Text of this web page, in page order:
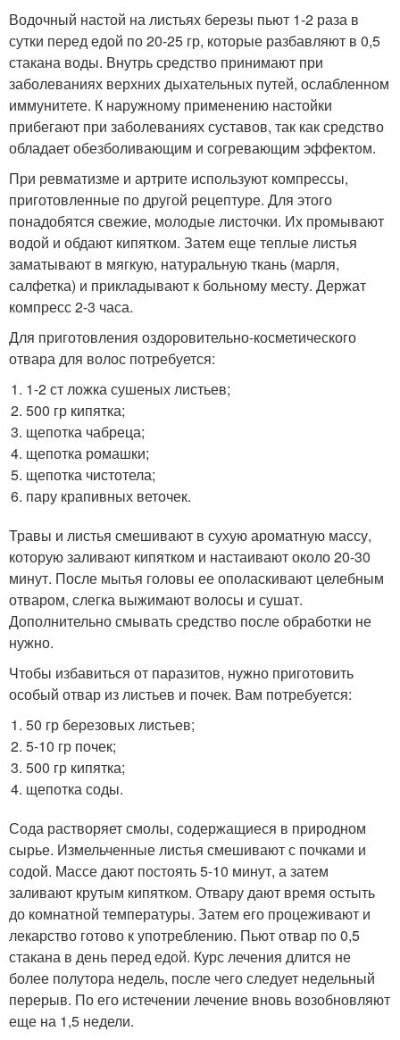
Водочный настой на листьях березы пьют 1-2 раза в
сутки перед едой по 20-25 гр, которые разбавляют в 0,5
стакана воды. Внутрь средство принимают при
заболеваниях верхних дыхательных путей, ослабленном
иммунитете. К наружному применению настойки
прибегают при заболеваниях суставов, так как средство
обладает обезболивающим и согревающим эффектом.
При ревматизме и артрите используют компрессы,
приготовленные по другой рецептуре. Для этого
понадобятся свежие, молодые листочки. Их промывают
водой и обдают кипятком. Затем еще теплые листья
заматывают в мягкую, натуральную ткань (марля,
салфетка) и прикладывают к больному месту. Держат
компресс 2-3 часа.
Для приготовления оздоровительно-косметического
отвара для волос потребуется:
1-2 ст ложка сушеных листьев;
500 гр кипятка;
щепотка чабреца;
щепотка ромашки;
щепотка чистотела;
пару крапивных веточек.
Травы и листья смешивают в сухую ароматную массу,
которую заливают кипятком и настаивают около 20-30
минут. После мытья головы ее ополаскивают целебным
отваром, слегка выжимают волосы и сушат.
Дополнительно смывать средство после обработки не
нужно.
Чтобы избавиться от паразитов, нужно приготовить
особый отвар из листьев и почек. Вам потребуется:
50 гр березовых листьев;
5-10 гр почек;
500 гр кипятка;
щепотка соды.
Сода растворяет смолы, содержащиеся в природном
сырье. Измельченные листья смешивают с почками и
содой. Массе дают постоять 5-10 минут, а затем
заливают крутым кипятком. Отвару дают время остыть
до комнатной температуры. Затем его процеживают и
лекарство готово к употреблению. Пьют отвар по 0,5
стакана в день перед едой. Курс лечения длится не
более полутора недель, после чего следует недельный
перерыв. По его истечении лечение вновь возобновляют
еще на 1,5 недели.